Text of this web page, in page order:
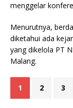
menggelar
Menurutnya,
diketahui ada
yang dikelola PT
Malang.
1 2 3